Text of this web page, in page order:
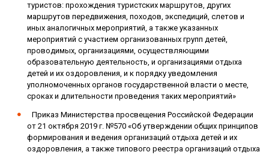
туристов: прохождения туристских маршрутов, других
маршрутов передвижения, походов, экспедиций, слетов и
иных аналогичных мероприятий, а также указанных
мероприятий с участием организованных групп детей,
проводимых, организациями, осуществляющими
образовательную деятельность, и организациями отдыха
детей и их оздоровления, и к порядку уведомления
уполномоченных органов государственной власти о месте,
сроках и длительности проведения таких мероприятий»
Приказ Министерства просвещения Российской Федерации
от 21 октября 2019 г. №570 «Об утверждении общих принципов
формирования и ведения организаций отдыха детей и их
оздоровления, а также типового реестра организаций отдыха